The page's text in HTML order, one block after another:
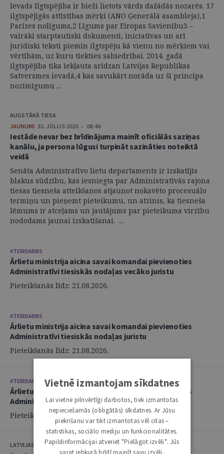
Ievads Ilgtspējība ir bieži lietots vārds dažādās nozarēs. 17
ilgtspējīgās attīstības mērķi (ANO Ģenerālā asambleja),1
Parīzes nolīgums,2 Līgums par Eiropas Savienību3 –
vairāki starptautiski dokumenti, iniciatīvas un arī
juridiski teksti piemin ilgtspēju kā vienu no mērķiem vai
vērtībām, uz kuru tiekties sabiedrībai. 2014. gadā
ilgtspējība tika iekļauta arīdzan Latvijas Republikas
Satversmes ievadā,4 kas savukārt norāda uz šī principa
nozīmīgumu ...
AUGSTĀKĀ TIESA
JAUNUMI 31. JŪLIJS 2026 • 08:46
Iestāde nevar bez brīdinājuma mainīt oficiālās saziņas
kanālu, ja persona lūgusi turpināt sazināties noteiktā
veidā
Senāta Administratīvo lietu departaments ir izskatījis
blakus sūdzību, kas iesniegta par Administratīvās rajona
tiesas tiesneša atteikšanos atjaunot nokavēto procesuālo
termiņu un pieņemt pieteikumu, un atzinis, ka tiesneša
lēmums ir atceļams un jautājums par pieteikuma virzību
nododams jaunai izskatīšanai. ...
#TEIRDARBS
Ārlietu ministrija aicina savai komandai pievienoties
Administratīvi tiesiskās nodaļas vecāko juristu
Pieteikšanās līdz: 21.08.2026.
#TEIRDARBS
Ārlietu ministrija aicina savai komandai pievienoties
Administratīvi tiesiskās nodaļas juristu
Pieteikšanās līdz: 21.08.2026.
#TEIRDARBS
Ārlietu ministrija aicina savai komandai pievienoties
Administratīvi tiesiskās nodaļas juristu
Pieteikšanās līdz: 21.08.2026.
LATVIJAS ZVĒRINĀTU ADVOKĀTU PADOME
Vietnē izmantojam sīkdatnes
Lai vietne pilnvērtīgi darbotos, tiek izmantotas
nepieciešamās (obligātās) sīkdatnes. Ar Jūsu
piekrišanu var tikt izmantotas vēl citas –
statistikas, sociālo mediju un funkcionalitātes.
Papildinformācijai atveriet "Pielāgot izvēli". Jūs
varat jebkurā brīdī mainīt savu izvēli,